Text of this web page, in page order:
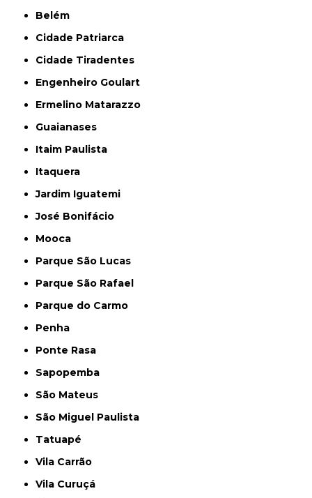
Belém
Cidade Patriarca
Cidade Tiradentes
Engenheiro Goulart
Ermelino Matarazzo
Guaianases
Itaim Paulista
Itaquera
Jardim Iguatemi
José Bonifácio
Mooca
Parque São Lucas
Parque São Rafael
Parque do Carmo
Penha
Ponte Rasa
Sapopemba
São Mateus
São Miguel Paulista
Tatuapé
Vila Carrão
Vila Curuçá